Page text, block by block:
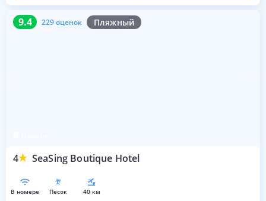
9.4 229 оценок Пляжный
4 SeaSing Boutique Hotel
9.4 229 оценок
в номере песок 40 км